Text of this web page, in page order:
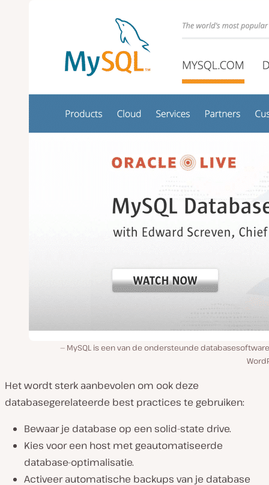
MySQL is een van de ondersteunde
Het wordt sterk aanbevolen om ook deze
databasegerelateerde best practices te gebruiken:
Bewaar je database op een solid-state drive.
Kies voor een host met geautomatiseerde
database-optimalisatie.
Activeer automatische backups van je database